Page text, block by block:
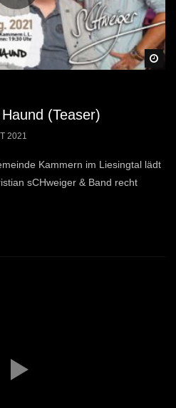
(Teaser)
2021
Kammern im Liesingtal lädt
sCHweiger & Band recht